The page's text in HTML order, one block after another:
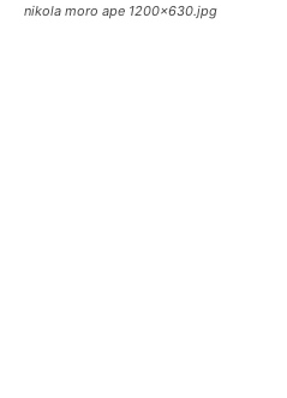
nikola moro ape 1200x630.jpg